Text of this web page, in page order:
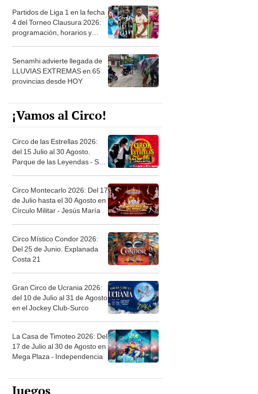
Partidos de Liga 1 en la fecha
4 del Torneo Clausura 2026:
programación, horarios y
Senamhi advierte llegada de
LLUVIAS EXTREMAS en 65
provincias desde HOY
¡Vamos al Circo!
Circo de las Estrellas 2026:
del 15 Julio al 30 Agosto.
Parque de las Leyendas - San
Circo Montecarlo 2026: Del 17
de Julio hasta el 30 Agosto en
Círculo Militar - Jesús María
Circo Místico Condor 2026:
Del 25 de Junio. Explanada
Costa 21
Gran Circo de Ucrania 2026:
del 10 de Julio al 31 de Agosto
en el Jockey Club-Surco
La Casa de Timoteo 2026: Del
17 de Julio al 30 de Agosto en
Mega Plaza - Independencia
Juegos